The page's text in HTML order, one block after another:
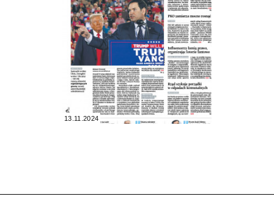
13.11.2024